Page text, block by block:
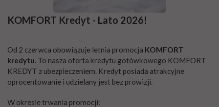
KOMFORT Kredyt - Lato 2026!
Od 2 czerwca obowiązuje letnia promocja KOMFORT
kredytu. To nasza oferta kredytu gotówkowego KOMFORT
KREDYT z ubezpieczeniem. Kredyt posiada atrakcyjne
oprocentowanie i udzielany jest bez prowizji.
W okresie trwania promocji: